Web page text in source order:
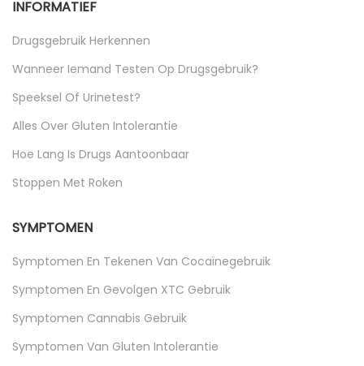
INFORMATIEF
Drugsgebruik Herkennen
Wanneer Iemand Testen Op Drugsgebruik?
Speeksel Of Urinetest?
Alles Over Gluten Intolerantie
Hoe Lang Is Drugs Aantoonbaar
Stoppen Met Roken
SYMPTOMEN
Symptomen En Tekenen Van Cocaïnegebruik
Symptomen En Gevolgen XTC Gebruik
Symptomen Cannabis Gebruik
Symptomen Van Gluten Intolerantie